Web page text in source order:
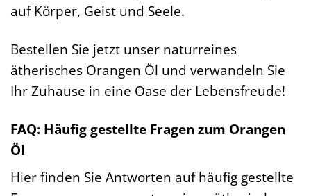
auf Körper, Geist und Seele.
Bestellen Sie jetzt unser naturreines
ätherisches Orangen Öl und verwandeln Sie
Ihr Zuhause in eine Oase der Lebensfreude!
FAQ: Häufig gestellte Fragen zum Orangen
Öl
Hier finden Sie Antworten auf häufig gestellte